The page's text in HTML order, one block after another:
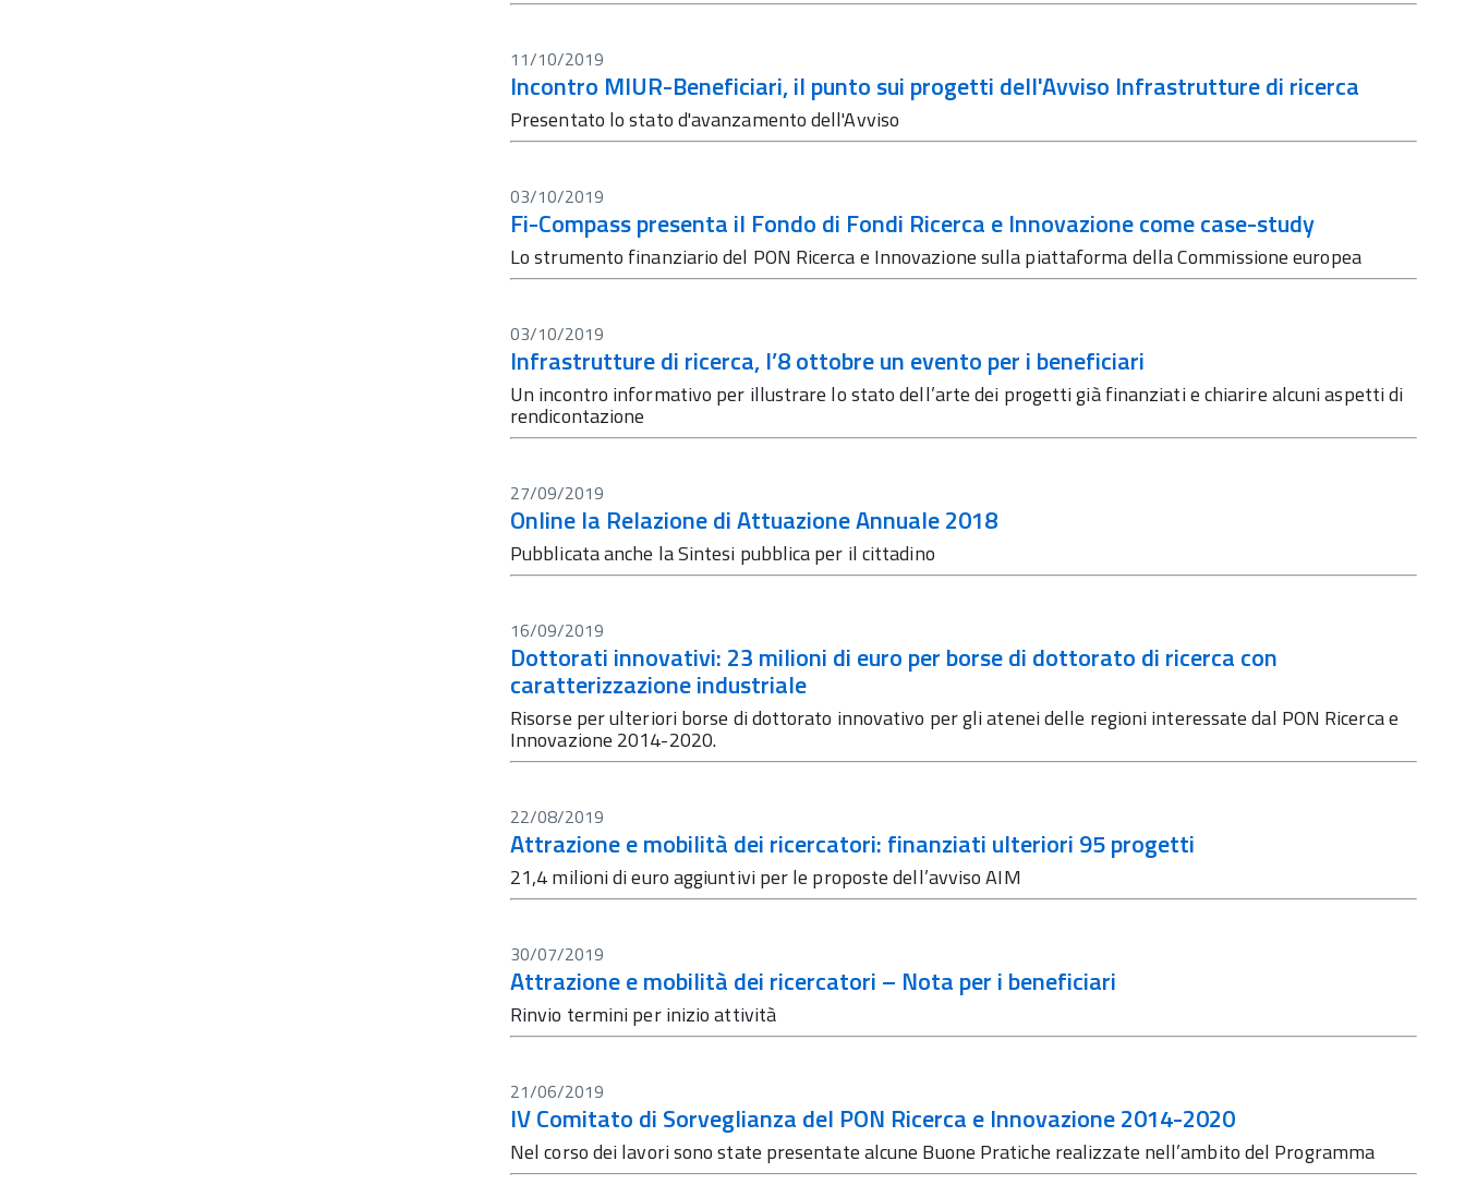
11/10/2019
Incontro MIUR-Beneficiari, il punto sui progetti dell'Avviso Infrastrutture di ricerca
Presentato lo stato d'avanzamento dell'Avviso
03/10/2019
Fi-Compass presenta il Fondo di Fondi Ricerca e Innovazione come case-study
Lo strumento finanziario del PON Ricerca e Innovazione sulla piattaforma della Commissione europea
03/10/2019
Infrastrutture di ricerca, l’8 ottobre un evento per i beneficiari
Un incontro informativo per illustrare lo stato dell’arte dei progetti già finanziati e chiarire alcuni aspetti di
rendicontazione
27/09/2019
Online la Relazione di Attuazione Annuale 2018
Pubblicata anche la Sintesi pubblica per il cittadino
16/09/2019
Dottorati innovativi: 23 milioni di euro per borse di dottorato di ricerca con
caratterizzazione industriale
Risorse per ulteriori borse di dottorato innovativo per gli atenei delle regioni interessate dal PON Ricerca e
Innovazione 2014-2020.
22/08/2019
Attrazione e mobilità dei ricercatori: finanziati ulteriori 95 progetti
21,4 milioni di euro aggiuntivi per le proposte dell’avviso AIM
30/07/2019
Attrazione e mobilità dei ricercatori – Nota per i beneficiari
Rinvio termini per inizio attività
21/06/2019
IV Comitato di Sorveglianza del PON Ricerca e Innovazione 2014-2020
Nel corso dei lavori sono state presentate alcune Buone Pratiche realizzate nell’ambito del Programma